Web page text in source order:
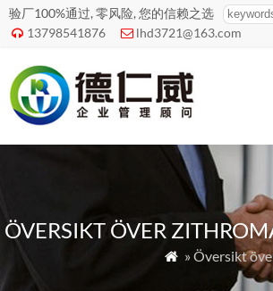
验厂100%通过, 零风险, 您的信赖之选
 13798541876  lhd3721@163.com
ÖVERSIKT ÖVER
 » Översikt